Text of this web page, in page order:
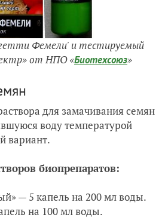
Фемели' и тестируемый
от НПО «Биотехсоюз»
для замачивания семян
воду температурой
вариант.
биопрепаратов:
— 5 капель на 200 мл воды.
на 100 мл воды.